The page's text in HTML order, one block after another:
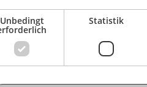
Plattformen.
bedingen es, dass für
(KMU) die
Rolle spielt. Die
Unbedingt Statistik